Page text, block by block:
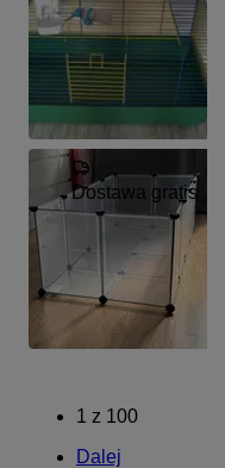
Dostawa gratis
1 z 100
Dalej